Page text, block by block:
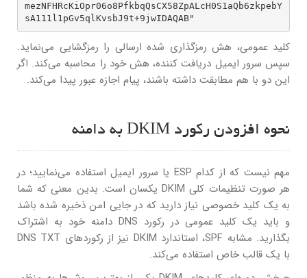
mezNFHRcKiOpr06o8PfkbqQsCX58ZpALcH0S1aQb6zkpebY
sA111l1pGv5qlKvsbJ9t+9jwIDAQAB"
کلید عمومی، هش رمزگذاری شده ارسالی را رمزگشایی می‌نماید.
سپس سرور ایمیل دریافت کننده، هش خود را محاسبه می‌کند. اگر
این دو با هم مطابقت داشته باشند، پیام اجازه عبور پیدا می‌کند.
نحوه افزودن رکورد DKIM به دامنه
مهم نیست که از کدام ESP یا سرور ایمیل استفاده می‌نمایید؛ در
هر صورت تنظیمات کلی DKIM یکسان است. بدین معنی که شما
به یک کلید خصوصی نیاز دارید که در جایی امن ذخیره شده باشد
و باید یک کلید عمومی در رکورد DNS دامنه خود به اشتراک
بگذارید. مشابه SPF، استاندارد DKIM نیز از رکوردهای DNS TXT
با یک قالب خاص استفاده می‌کند.